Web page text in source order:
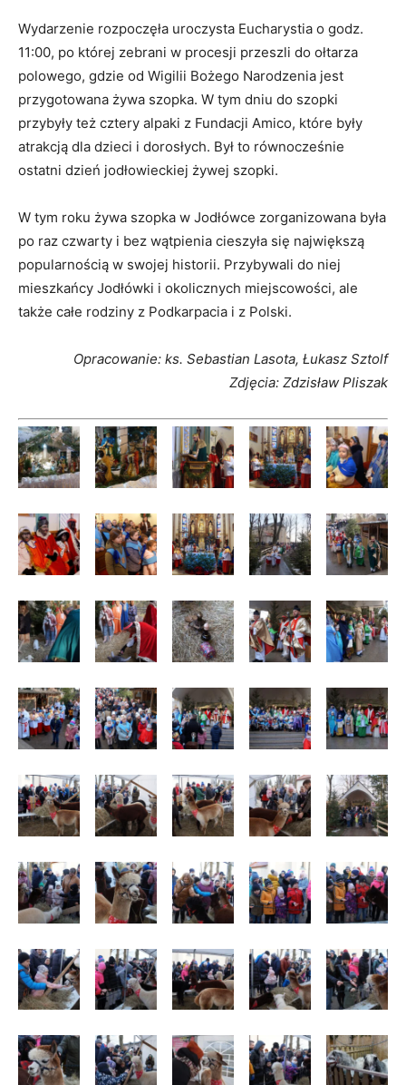
Wydarzenie rozpoczęła uroczysta Eucharystia o godz.
11:00, po której zebrani w procesji przeszli do ołtarza
polowego, gdzie od Wigilii Bożego Narodzenia jest
przygotowana żywa szopka. W tym dniu do szopki
przybyły też cztery alpaki z Fundacji Amico, które były
atrakcją dla dzieci i dorosłych. Był to równocześnie
ostatni dzień jodłowieckiej żywej szopki.
W tym roku żywa szopka w Jodłówce zorganizowana była
po raz czwarty i bez wątpienia cieszyła się największą
popularnością w swojej historii. Przybywali do niej
mieszkańcy Jodłówki i okolicznych miejscowości, ale
także całe rodziny z Podkarpacia i z Polski.
Opracowanie: ks. Sebastian Lasota, Łukasz Sztolf
Zdjęcia: Zdzisław Pliszak